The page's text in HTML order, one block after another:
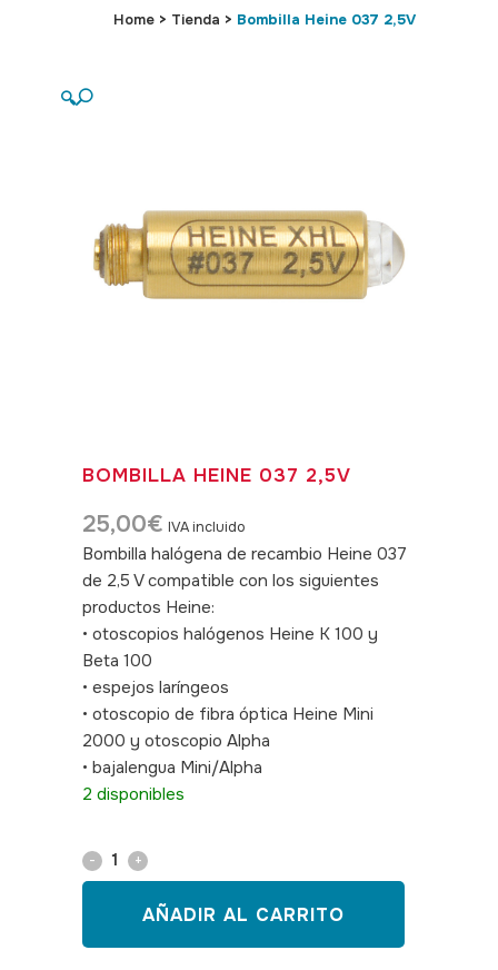
Home > Tienda > Bombilla Heine 037 2,5V
🔍
BOMBILLA HEINE 037 2,5V
25,00€ IVA incluido
Bombilla halógena de recambio Heine 037
de 2,5 V compatible con los siguientes
productos Heine:
• otoscopios halógenos Heine K 100 y
Beta 100
• espejos laríngeos
• otoscopio de fibra óptica Heine Mini
2000 y otoscopio Alpha
• bajalengua Mini/Alpha
2 disponibles
Bombilla
037
AÑADIR AL CARRITO